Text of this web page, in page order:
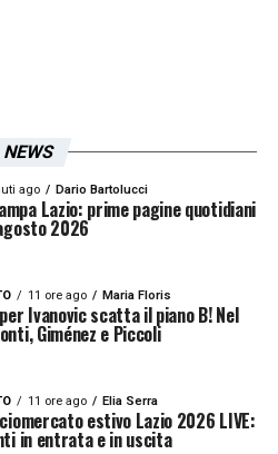
NEWS
ago Dario Bartolucci
Lazio: prime pagine quotidiani
2026
11 ore ago Maria Floris
Ivanovic scatta il piano B! Nel
Giménez e Piccoli
11 ore ago Elia Serra
estivo Lazio 2026 LIVE:
in entrata e in uscita